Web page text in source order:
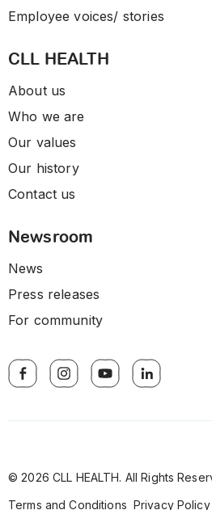
Employee voices/ stories
CLL HEALTH
About us
Who we are
Our values
Our history
Contact us
Newsroom
News
Press releases
For community
© 2026 CLL HEALTH. All Rights
Terms and Conditions Privacy Policy